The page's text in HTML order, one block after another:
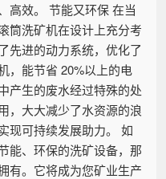
高效。 节能又环保 在当
筒洗矿机在设计上充分考
先进的动力系统，优化了
，能节省 20%以上的电
产生的废水经过特殊的处
，大大减少了水资源的浪
现可持续发展助力。 如
能、环保的洗矿设备，那
有。它将成为您矿业生产